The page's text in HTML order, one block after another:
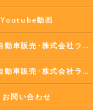
Youtube動画
町田市の自動車販売･株式会社ラポールコーポレーションの口コミ情報
町田市の自動車販売･株式会社ラポールコーポレーションのお客様の声
お問い合わせ